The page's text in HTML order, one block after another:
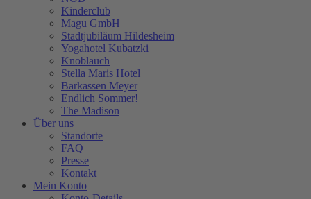
Kinderclub
Magu GmbH
Stadtjubiläum Hildesheim
Yogahotel Kubatzki
Knoblauch
Stella Maris Hotel
Barkassen Meyer
Endlich Sommer!
The Madison
Über uns
Standorte
FAQ
Presse
Kontakt
Mein Konto